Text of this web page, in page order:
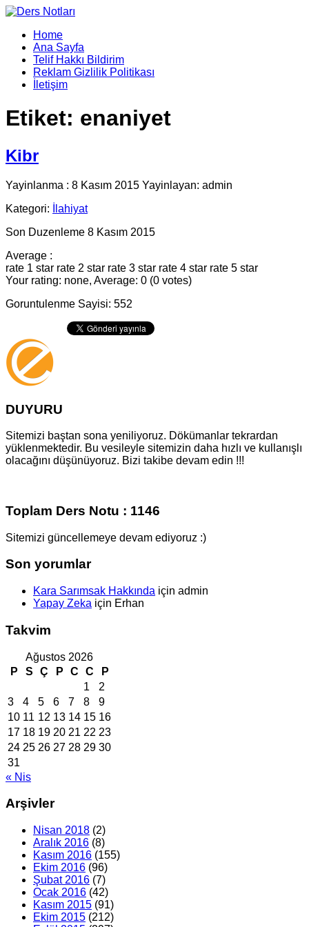
Home
Ana Sayfa
Telif Hakkı Bildirim
Reklam Gizlilik Politikası
İletişim
Etiket: enaniyet
Kibr
Yayinlanma : 8 Kasım 2015 Yayinlayan: admin
Kategori:
İlahiyat
Son Duzenleme 8 Kasım 2015
Average :
rate 1 star rate 2 star rate 3 star rate 4 star rate 5 star
Your rating: none, Average: 0 (0 votes)
Goruntulenme Sayisi: 552
DUYURU
Sitemizi baştan sona yeniliyoruz. Dökümanlar tekrardan
yüklenmektedir. Bu vesileyle sitemizin daha hızlı ve kullanışlı
olacağını düşünüyoruz. Bizi takibe devam edin !!!
Toplam Ders Notu : 1146
Sitemizi güncellemeye devam ediyoruz :)
Son yorumlar
Kara Sarımsak Hakkında için admin
Yapay Zeka için Erhan
Takvim
Ağustos 2026
P
S Ç P C C
P
1
2
3
4 5 6 7 8
9
10 11 12 13 14 15 16
17 18 19 20 21 22 23
24 25 26 27 28 29 30
31
« Nis
Arşivler
Nisan 2018 (2)
Aralık 2016 (8)
Kasım 2016 (155)
Ekim 2016 (96)
Şubat 2016 (7)
Ocak 2016 (42)
Kasım 2015 (91)
Ekim 2015 (212)